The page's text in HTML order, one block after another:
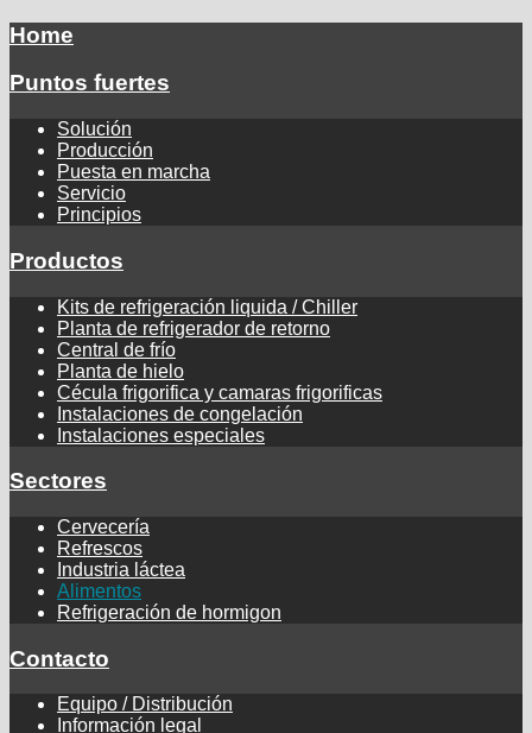
Home
Puntos fuertes
Solución
Producción
Puesta en marcha
Servicio
Principios
Productos
Kits de refrigeración liquida / Chiller
Planta de refrigerador de retorno
Central de frío
Planta de hielo
Cécula frigorifica y camaras frigorificas
Instalaciones de congelación
Instalaciones especiales
Sectores
Cervecería
Refrescos
Industria láctea
Alimentos
Refrigeración de hormigon
Contacto
Equipo / Distribución
Información legal